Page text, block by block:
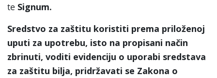
te Signum.
Sredstvo za zaštitu koristiti prema priloženoj
uputi za upotrebu, isto na propisani način
zbrinuti, voditi evidenciju o uporabi sredstava
za zaštitu bilja, pridržavati se Zakona o